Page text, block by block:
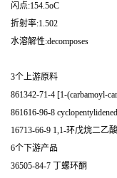
闪点:154.5oC
折射率:1.502
水溶解性:decomposes
3个上游原料
861342-71-4 [1-(carbamoyl-
861616-96-8
16713-66-9 1,1-环戊烷二乙酸
6个下游产品
36505-84-7 丁螺环酮